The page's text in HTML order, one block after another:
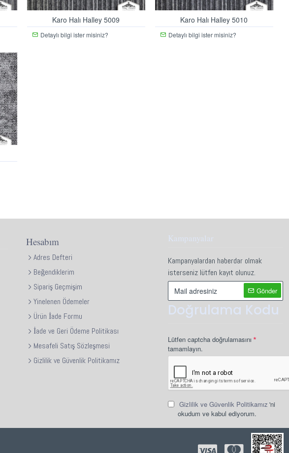
Karo Halı Halley 5009
Detaylı bilgi ister misiniz?
Karo Halı Halley 5010
Detaylı bilgi ister misiniz?
Hesabım
Adres Defteri
Beğendiklerim
Sipariş Geçmişim
Yinelenen Ödemeler
Ürün İade Formu
İade ve Geri Ödeme Politikası
Mesafeli Satış Sözleşmesi
Gizlilik ve Güvenlik Politikamız
Kampanyalar
Kampanyalardan haberdar olmak
isterseniz lütfen kayıt olunuz.
Gönder
Doğrulama Kodu
Lütfen captcha doğrulamasını
tamamlayın.
Gizlilik ve Güvenlik Politikamız 'ni
okudum ve kabul ediyorum.